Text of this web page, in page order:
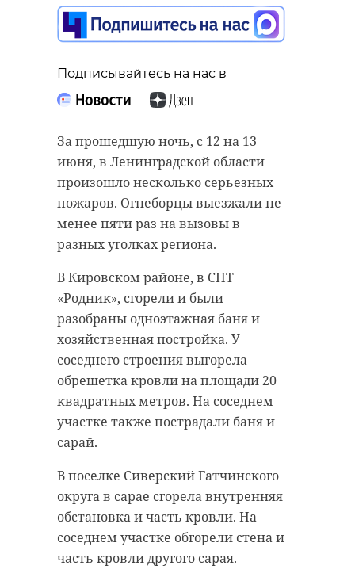
Подписывайтесь на нас в
За прошедшую ночь, с 12 на 13
июня, в Ленинградской области
произошло несколько серьезных
пожаров. Огнеборцы выезжали не
менее пяти раз на вызовы в
разных уголках региона.
В Кировском районе, в СНТ
«Родник», сгорели и были
разобраны одноэтажная баня и
хозяйственная постройка. У
соседнего строения выгорела
обрешетка кровли на площади 20
квадратных метров. На соседнем
участке также пострадали баня и
сарай.
В поселке Сиверский Гатчинского
округа в сарае сгорела внутренняя
обстановка и часть кровли. На
соседнем участке обгорели стена и
часть кровли другого сарая.
создатель аккаунтов
для преступников с
Украины
13 июня, 12:01
Подписывайтесь на нас в
Сотрудники полиции Санкт-
Петербурга и Ленинградской
области задержали молодого
человека, который помогал
преступной группе c Украины
создавать и продавать аккаунты в
мессенджере.
В ходе оперативных мероприятий
удалось установить, что с
сентября 2022 года
злоумышленник получал SIM-
карты и персональные данные
россиян. Он использовал эти
данные для регистрации новых
аккаунтов, которые затем
награду юному
ленинградцу за
13 июня, 11:30
Подписывайтесь на нас в
Губернатор Ленинградской
рассказал на своих онлайн-
ресурсах о юном герое, который,
не раздумывая, бросился на
помощь тонущему ребенку. За его
отважное сердце и неравнодушие
глава региона вручил молодому
человеку награду «Горячее
сердце».